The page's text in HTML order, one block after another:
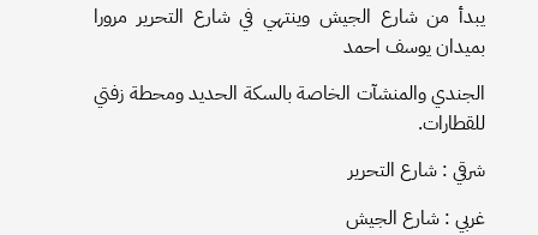
يبدأ من شارع الجيش وينتهي في شارع التحرير مرورا
بميدان يوسف احمد
الجندي والمنشآت الخاصة بالسكة الحديد ومحطة زفتي
للقطارات.
شرقي : شارع التحرير
غربي : شارع الجيش